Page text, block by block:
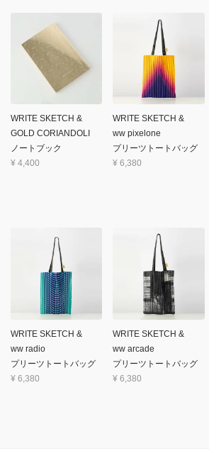
WRITE SKETCH &
GOLD CORIANDOLI
ノートブック
¥ 4,400
WRITE SKETCH &
ww pixelone
プリーツトートバッグ
¥ 6,380
WRITE SKETCH &
ww radio
プリーツトートバッグ
¥ 6,380
WRITE SKETCH &
ww arcade
プリーツトートバッグ
¥ 6,380